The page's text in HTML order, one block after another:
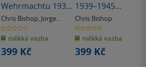
Wehrmachtu 1939-
1945
Chris Bishop, Jorge
Rosado
0.0
z
5
hvězdiček
měkká vazba
399 Kč
1939–1945
(identifikační
příručka)
Chris Bishop
0.0
z
5
hvězdiček
měkká vazba
399 Kč